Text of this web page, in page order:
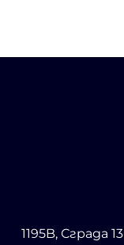
1195B, Сграда